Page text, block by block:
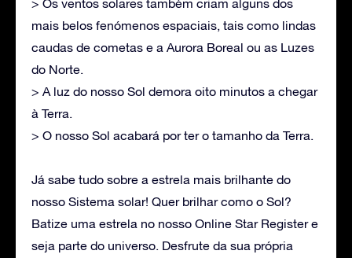
> Os ventos solares também criam alguns dos
mais belos fenómenos espaciais, tais como lindas
caudas de cometas e a Aurora Boreal ou as Luzes
do Norte.
> A luz do nosso Sol demora oito minutos a chegar
à Terra.
> O nosso Sol acabará por ter o tamanho da Terra.
Já sabe tudo sobre a estrela mais brilhante do
nosso Sistema solar! Quer brilhar como o Sol?
Batize uma estrela no nosso Online Star Register e
seja parte do universo. Desfrute da sua própria